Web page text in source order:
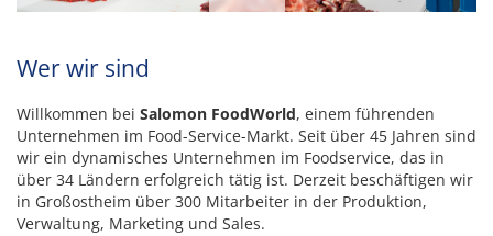
Wer wir sind
Willkommen bei Salomon FoodWorld, einem führenden
Unternehmen im Food-Service-Markt. Seit über 45 Jahren sind
wir ein dynamisches Unternehmen im Foodservice, das in
über 34 Ländern erfolgreich tätig ist. Derzeit beschäftigen wir
in Großostheim über 300 Mitarbeiter in der Produktion,
Verwaltung, Marketing und Sales.